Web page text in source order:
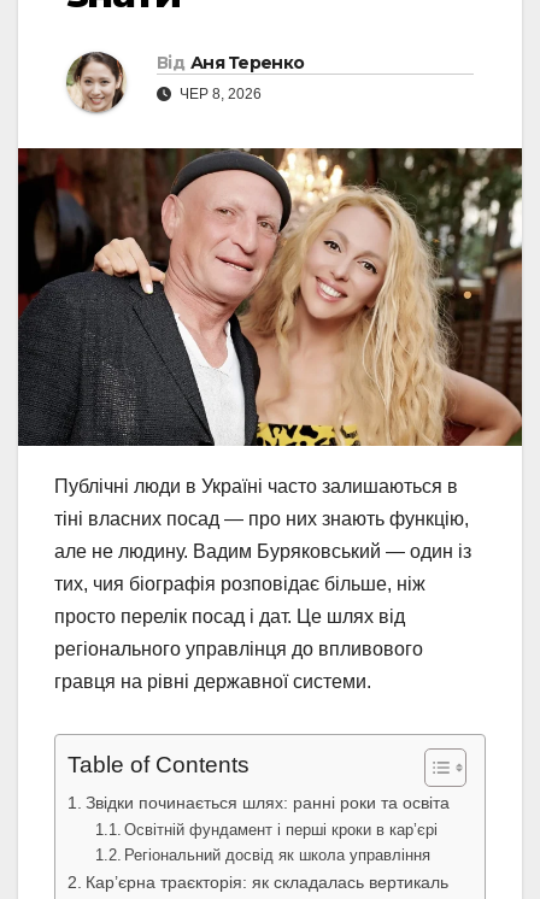
Від Аня Теренко
ЧЕР 8, 2026
Публічні люди в Україні часто залишаються в
тіні власних посад — про них знають функцію,
але не людину. Вадим Буряковський — один із
тих, чия біографія розповідає більше, ніж
просто перелік посад і дат. Це шлях від
регіонального управлінця до впливового
гравця на рівні державної системи.
Table of Contents
Звідки починається шлях: ранні роки та освіта
Освітній фундамент і перші кроки в кар’єрі
Регіональний досвід як школа управління
Кар’єрна траєкторія: як складалась вертикаль